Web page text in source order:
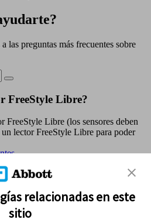
las preguntas más frecuentes sobre
FreeStyle Libre?
FreeStyle Libre (los sensores deben
lector FreeStyle Libre para poder
relacionadas en este
sitio